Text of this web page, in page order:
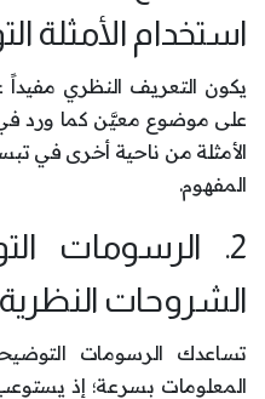
استخدام الأمثلة
يكون التعريف النظري مفيداً
على موضوع معيَّن كما ورد في
الأمثلة من ناحية أخرى في
المفهوم.
2. الرسومات
الشروحات النظرية
تساعدك الرسومات
المعلومات بسرعة؛ إذ